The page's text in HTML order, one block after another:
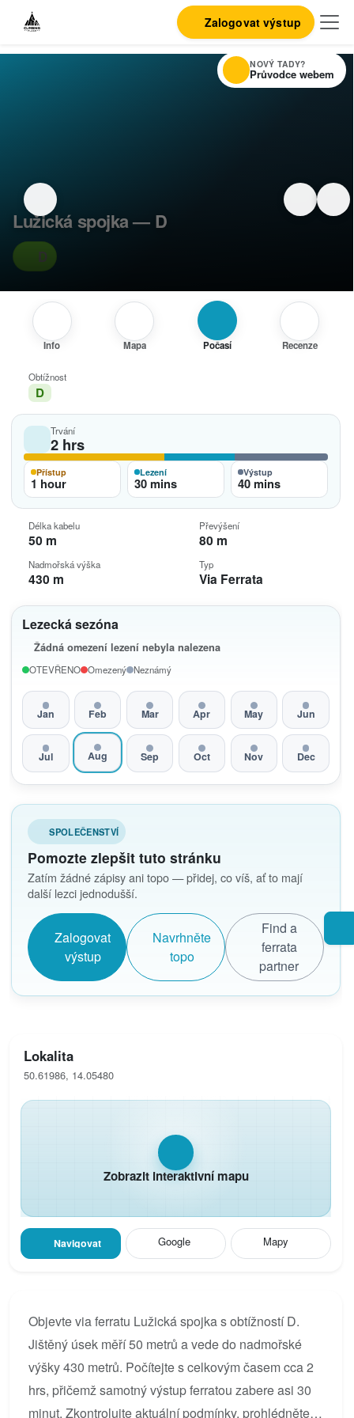
Zalogovat výstup
Lužická spojka — D
D
Info Mapa Počasí Recenze
Lezecká sezóna
Žádná omezení lezení nebyla nalezena
OTEVŘENO Omezený Neznámý
Jan Feb Mar Apr May Jun
Jul Aug Sep Oct Nov Dec
SPOLEČENSTVÍ
Pomozte zlepšit tuto stránku
Zatím žádné zápisy ani topo — přidej, co víš, ať to mají
další lezci jednodušší.
Zalogovat
výstup
Navrhněte
topo
Find a
ferrata
partner
Obtížnost
D
Trvání
2 hrs
Přístup
1 hour
Lezení
30 mins
Výstup
40 mins
Délka kabelu
50 m
Převýšení
80 m
Nadmořská výška
430 m
Typ
Via Ferrata
Lokalita
50.61986, 14.05480
Zobrazit interaktivní mapu
Navigovat Google Mapy
Objevte via ferratu Lužická spojka s obtížností D.
Jištěný úsek měří 50 metrů a vede do nadmořské
výšky 430 metrů. Počítejte s celkovým časem cca 2
hrs, přičemž samotný výstup ferratou zabere asi 30
minut. Zkontrolujte aktuální podmínky, prohlédněte si
NOVÝ TADY?
Průvodce webem